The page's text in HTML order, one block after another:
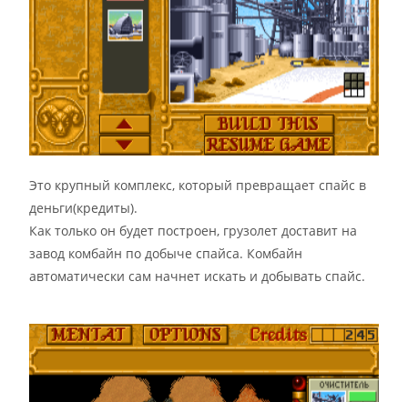
Это крупный комплекс, который превращает спайс в
деньги(кредиты).
Как только он будет построен, грузолет доставит на
завод комбайн по добыче спайса. Комбайн
автоматически сам начнет искать и добывать спайс.